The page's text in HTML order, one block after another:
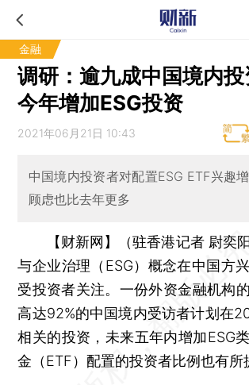
金融
调研：逾九成中国境内投
今年增加ESG投资
2021年06月21日 10:43
中国境内投资者对配置ESG ETF兴趣
顾虑也比去年更多
【财新网】（驻香港记者 尉奕
与企业治理（ESG）概念在中国方
受投资者关注。一份外资金融机构
高达92%的中国境内受访者计划在
相关的投资，未来五年内增加ESG
金（ETF）配置的投资者比例也有所